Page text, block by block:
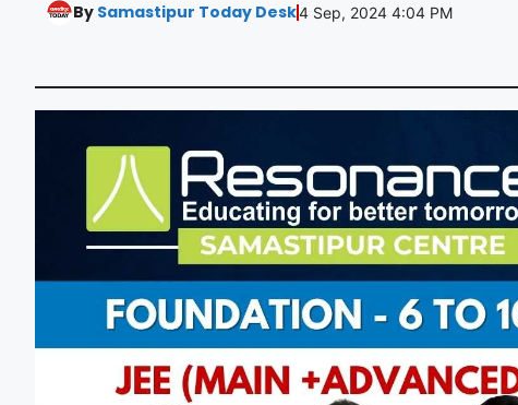
By Samastipur Today Desk4 Sep, 2024 4:04 PM